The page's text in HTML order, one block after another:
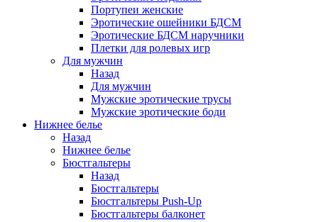
Портупеи женские
Эротические ошейники БДСМ
Эротические БДСМ наручники
Плетки для ролевых игр
Для мужчин
Назад
Для мужчин
Мужские эротические трусы
Мужские эротические боди
Нижнее белье
Назад
Нижнее белье
Бюстгальтеры
Назад
Бюстгальтеры
Бюстгальтеры Push-Up
Бюстгальтеры балконет